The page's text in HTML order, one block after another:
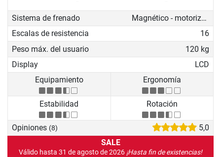
Sistema de frenado
Magnético - motorizado
Escalas de resistencia
16
Peso máx. del usuario
120 kg
Display
LCD
Equipamiento
Ergonomía
Estabilidad Rotación
Opiniones (8)
5,0
SALE
Válido hasta 31 de agosto de 2026 ¡Hasta fin de existencias!